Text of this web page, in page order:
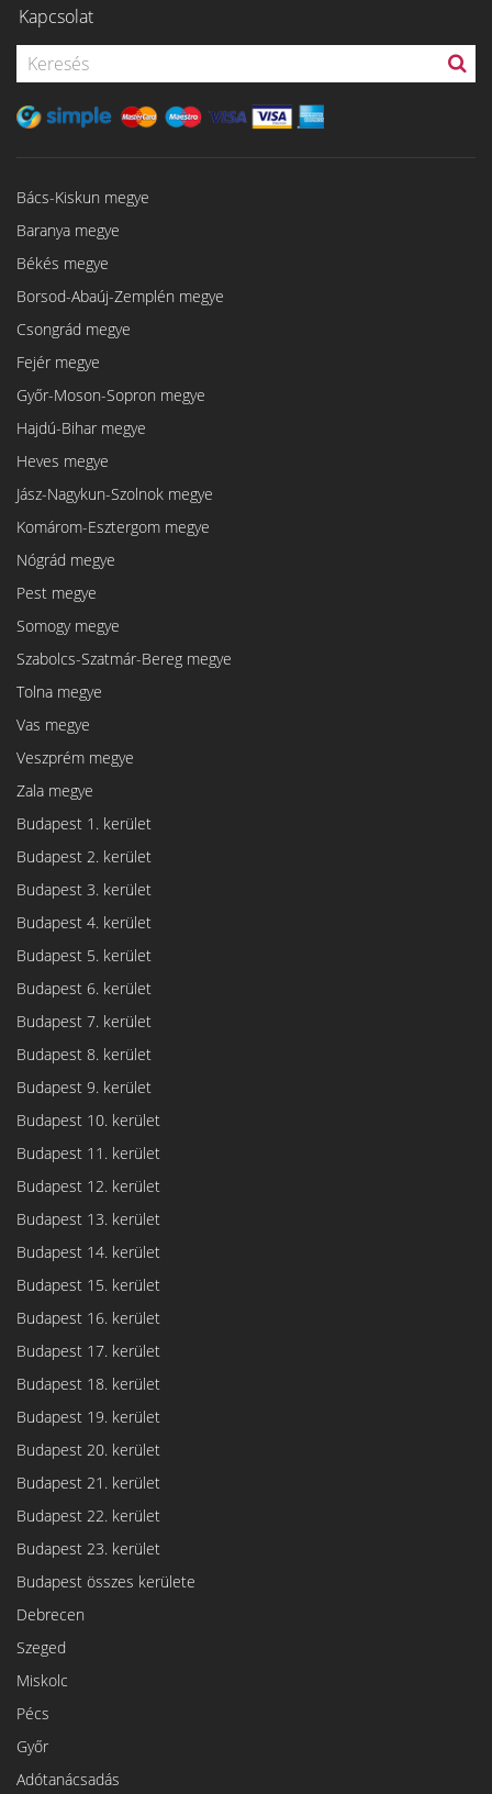
Kapcsolat
Bács-Kiskun megye
Baranya megye
Békés megye
Borsod-Abaúj-Zemplén megye
Csongrád megye
Fejér megye
Győr-Moson-Sopron megye
Hajdú-Bihar megye
Heves megye
Jász-Nagykun-Szolnok megye
Komárom-Esztergom megye
Nógrád megye
Pest megye
Somogy megye
Szabolcs-Szatmár-Bereg megye
Tolna megye
Vas megye
Veszprém megye
Zala megye
Budapest 1. kerület
Budapest 2. kerület
Budapest 3. kerület
Budapest 4. kerület
Budapest 5. kerület
Budapest 6. kerület
Budapest 7. kerület
Budapest 8. kerület
Budapest 9. kerület
Budapest 10. kerület
Budapest 11. kerület
Budapest 12. kerület
Budapest 13. kerület
Budapest 14. kerület
Budapest 15. kerület
Budapest 16. kerület
Budapest 17. kerület
Budapest 18. kerület
Budapest 19. kerület
Budapest 20. kerület
Budapest 21. kerület
Budapest 22. kerület
Budapest 23. kerület
Budapest összes kerülete
Debrecen
Szeged
Miskolc
Pécs
Győr
Adótanácsadás